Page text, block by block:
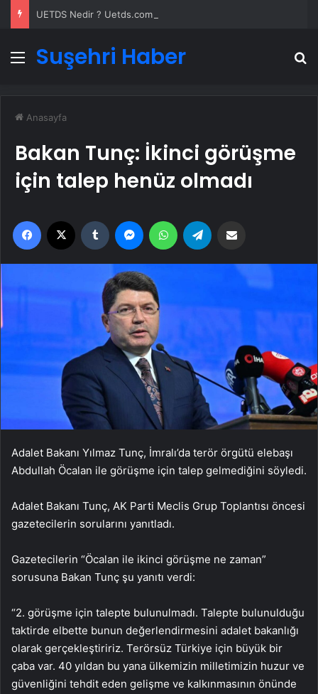
Menü
Suşehri Haber
Anasayfa
Bakan Tunç: İkinci görüşme
için talep henüz olmadı
Facebook Tumblr MessengerWhatsApp
Adalet Bakanı Yılmaz Tunç, İmralı’da terör örgütü elebaşı
Abdullah Öcalan ile görüşme için talep gelmediğini söyledi.
Adalet Bakanı Tunç, AK Parti Meclis Grup Toplantısı öncesi
gazetecilerin sorularını yanıtladı.
Gazetecilerin “Öcalan ile ikinci görüşme ne zaman”
sorusuna Bakan Tunç şu yanıtı verdi:
“2. görüşme için talepte bulunulmadı. Talepte bulunulduğu
taktirde elbette bunun değerlendirmesini adalet bakanlığı
olarak gerçekleştiririz. Terörsüz Türkiye için büyük bir
çaba var. 40 yıldan bu yana ülkemizin milletimizin huzur ve
güvenliğini tehdit eden gelişme ve kalkınmasının önünde